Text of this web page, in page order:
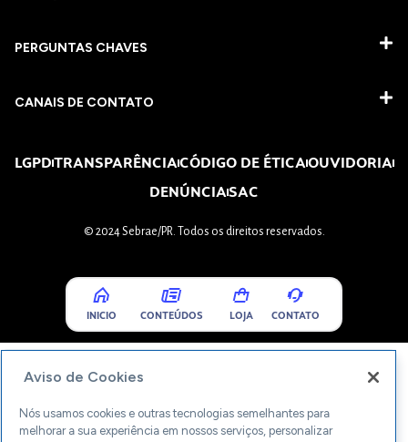
PERGUNTAS CHAVES​
CANAIS DE CONTATO
LGPDTRANSPARÊNCIACÓDIGO DE ÉTICAOUVIDORIA
DENÚNCIASAC
© 2024 Sebrae/PR. Todos os direitos reservados.
INICIO CONTEÚDOS LOJA CONTATO
Aviso de Cookies
Nós usamos cookies e outras tecnologias semelhantes para
melhorar a sua experiência em nossos serviços, personalizar